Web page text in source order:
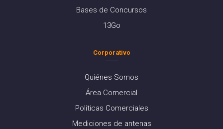
Bases de Concursos
13Go
Corporativo
Quiénes Somos
Área Comercial
Políticas Comerciales
Mediciones de antenas